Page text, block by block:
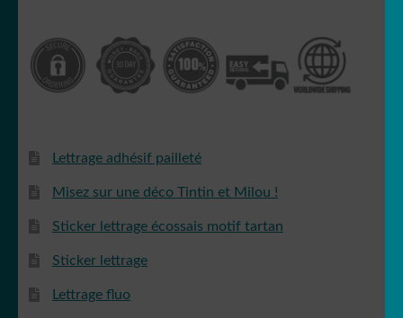
Lettrage adhésif pailleté
Misez sur une déco Tintin et Milou !
Sticker lettrage écossais motif tartan
Sticker lettrage
Lettrage fluo